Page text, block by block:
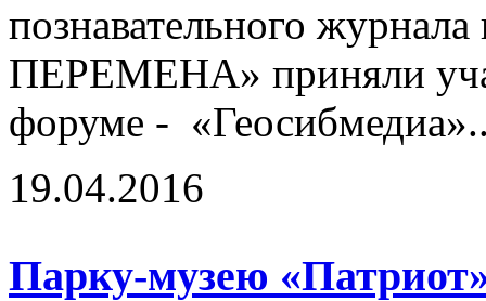
познавательного
ПЕРЕМЕНА» приняли
форуме -
19.04.2016
Парку-музею